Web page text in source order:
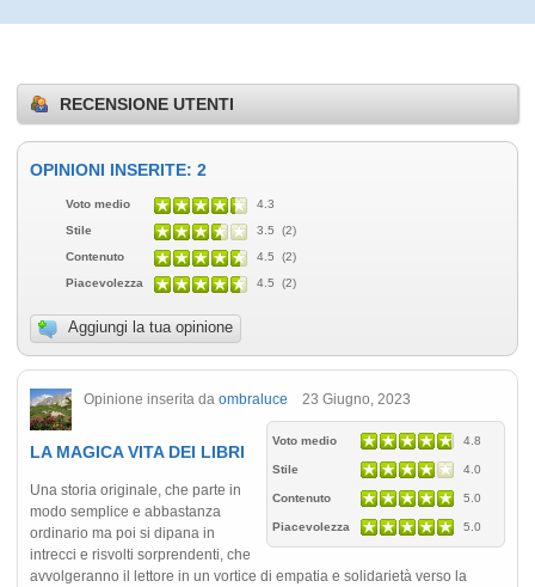
RECENSIONE UTENTI
OPINIONI INSERITE: 2
Voto medio
4.3
Stile
3.5 (2)
Contenuto
4.5 (2)
Piacevolezza
4.5 (2)
Aggiungi la tua opinione
Opinione inserita da ombraluce 23 Giugno, 2023
Voto medio 4.8
Stile 4.0
Contenuto 5.0
Piacevolezza 5.0
LA MAGICA VITA DEI LIBRI
Una storia originale, che parte in
modo semplice e abbastanza
ordinario ma poi si dipana in
intrecci e risvolti sorprendenti, che
avvolgeranno il lettore in un vortice di empatia e solidarietà verso la